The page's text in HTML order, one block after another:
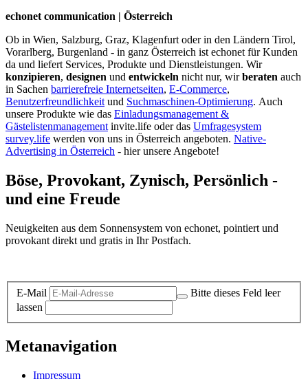
echonet communication | Österreich
Ob in Wien, Salzburg, Graz, Klagenfurt oder in den Ländern Tirol,
Vorarlberg, Burgenland - in ganz Österreich ist echonet für Kunden
da und liefert Services, Produkte und Dienstleistungen. Wir
konzipieren, designen und entwickeln nicht nur, wirberaten auch
in Sachen barrierefreie Internetseiten, E-Commerce,
Benutzerfreundlichkeit und Suchmaschinen-Optimierung. Auch
unsere Produkte wie das Einladungsmanagement &
Gästelistenmanagement invite.life oder das Umfragesystem
survey.life werden von uns in Österreich angeboten. Native-
Advertising in Österreich - hier unsere Angebote!
Böse, Provokant, Zynisch, Persönlich -
und eine Freude
Neuigkeiten aus dem Sonnensystem von echonet, pointiert und
provokant direkt und gratis in Ihr Postfach.
E-Mail
Bitte dieses Feld leer
lassen
Metanavigation
Impressum